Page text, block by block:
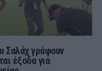
Σαλάχ γράφουν
έξοδα για